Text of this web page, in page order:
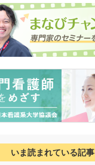
いま読まれている記事